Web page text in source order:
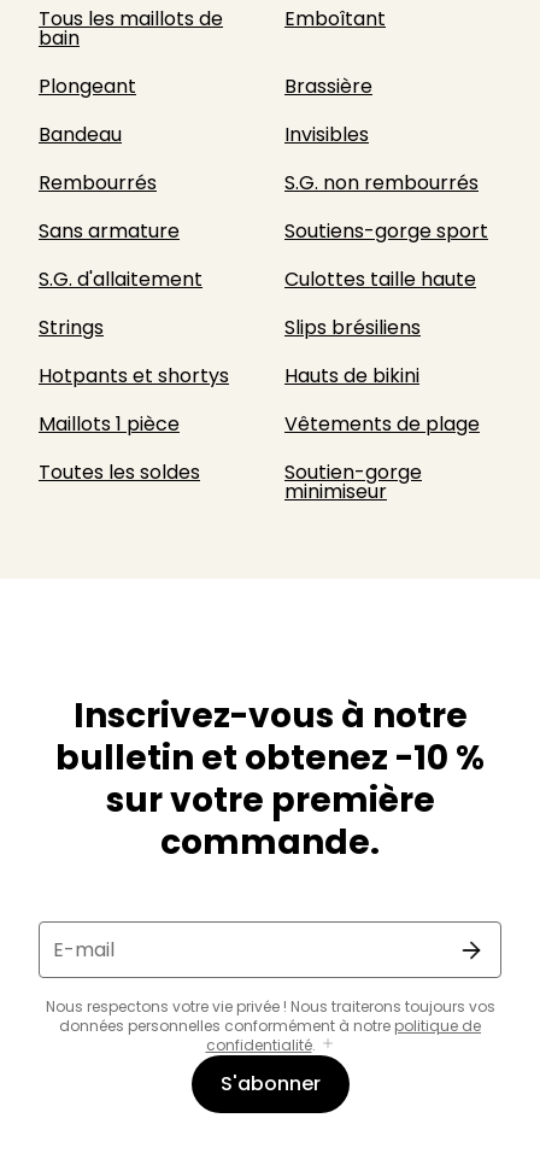
Tous les maillots de
bain
Emboîtant
Plongeant
Brassière
Bandeau
Invisibles
Rembourrés
S.G. non rembourrés
Sans armature
Soutiens-gorge sport
S.G. d'allaitement
Culottes taille haute
Strings
Slips brésiliens
Hotpants et shortys
Hauts de bikini
Maillots 1 pièce
Vêtements de plage
Toutes les soldes
Soutien-gorge
minimiseur
Inscrivez-vous à notre
bulletin et obtenez -10 %
sur votre première
commande.
E-mail
Nous respectons votre vie privée ! Nous traiterons toujours vos
données personnelles conformément à notre politique de
confidentialité.
S'abonner